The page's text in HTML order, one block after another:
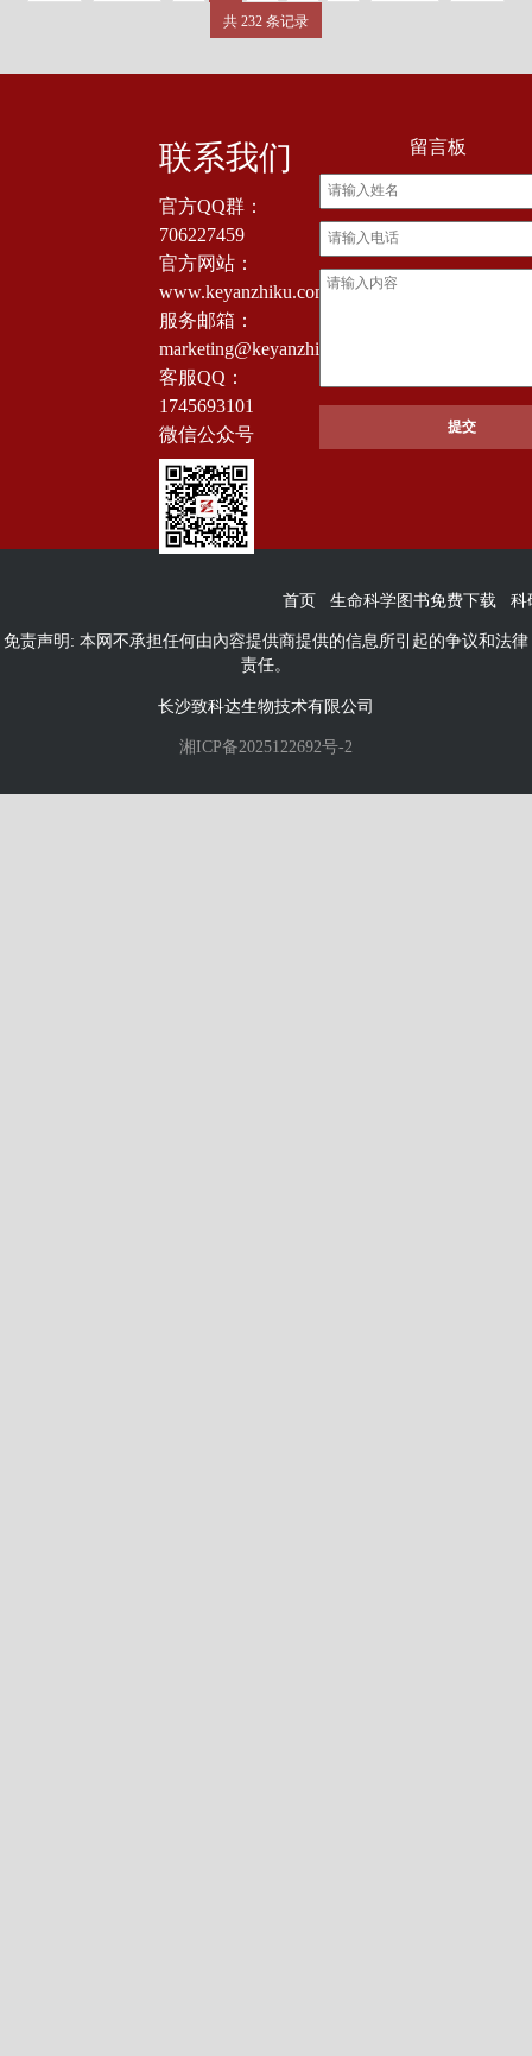
共 232 条记录
联系我们
官方QQ群：
706227459
官方网站：
www.keyanzhiku.com
服务邮箱：
marketing@keyanzhiku.com
客服QQ：
1745693101
微信公众号
留言板
首页 生命科学图书免费下载 科
免责声明: 本网不承担任何由內容提供商提供的信息所引起的争议和法律
责任。
长沙致科达生物技术有限公司
湘ICP备2025122692号-2